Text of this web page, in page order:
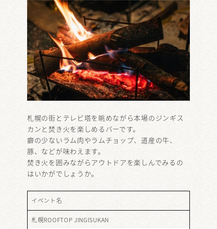
札幌の街とテレビ塔を眺めながら本場のジンギス
カンと焚き火を楽しめるバーです。
癖の少ないラム肉やラムチョップ、道産の牛、
豚、などが味わえます。
焚き火を囲みながらアウトドアを楽しんでみるの
はいかがでしょうか。
イベント名
札幌ROOFTOP JINGISUKAN